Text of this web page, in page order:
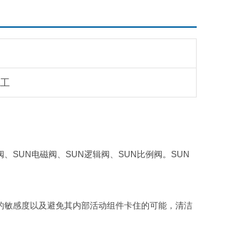
SUN电磁阀、SUN逻辑阀、SUN比例阀。SUN
感度以及避免其内部活动组件卡住的可能，清洁